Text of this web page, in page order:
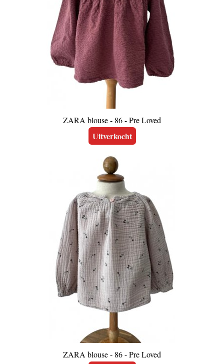
ZARA blouse - 86 - Pre Loved
Uitverkocht
ZARA blouse - 86 - Pre Loved